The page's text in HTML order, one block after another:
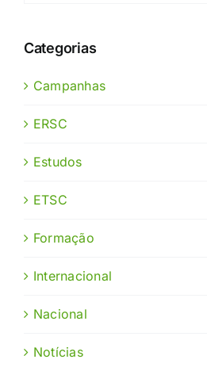
Categorias
Campanhas
ERSC
Estudos
ETSC
Formação
Internacional
Nacional
Notícias